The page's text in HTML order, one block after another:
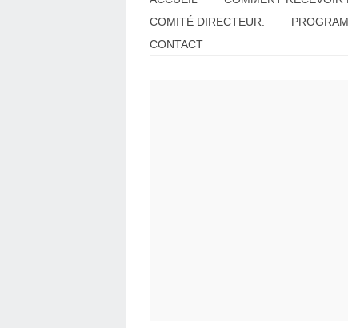
COMITÉ DIRECTEUR.
CONTACT